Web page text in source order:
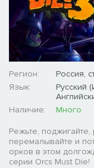
Регион:
Россия,
Язык:
Русский
Наличие:
Много
Режьте,
перемалывайте и
орков в этом
серии Orcs Must Die!